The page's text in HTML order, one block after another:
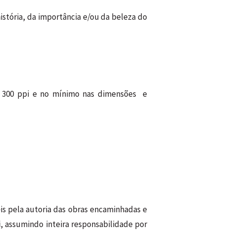
da importância e/ou da beleza do
ppi e no mínimo nas dimensões e
pela autoria das obras encaminhadas e
inteira responsabilidade por